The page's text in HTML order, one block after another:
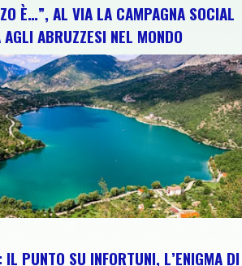
È…”, AL VIA LA CAMPAGNA SOCIAL
AGLI ABRUZZESI NEL MONDO
IL PUNTO SU INFORTUNI, L’ENIGMA DI